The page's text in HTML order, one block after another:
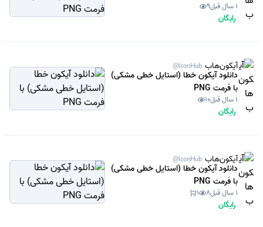
1 سال قبل 9
رایگان
آیکون‌هاب @IconHub
دانلود آیکون خطا (استایل خطی مشکی)
با فرمت PNG
1 سال قبل 10
رایگان
آیکون‌هاب @IconHub
دانلود آیکون خطا (استایل خطی مشکی)
با فرمت PNG
1 سال قبل 8
1
رایگان